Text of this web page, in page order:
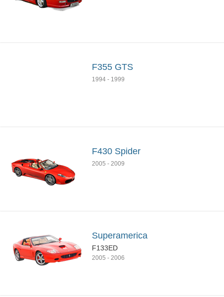
F355 GTS
1994 - 1999
F430 Spider
2005 - 2009
Superamerica
F133ED
2005 - 2006